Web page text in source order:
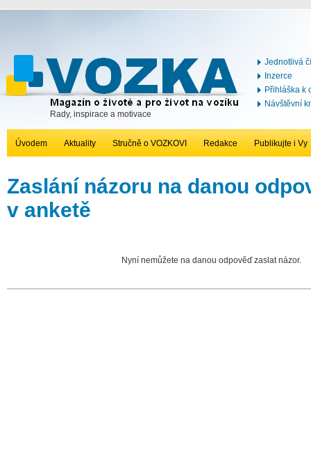
Rady, inspirace a motivace
Jednotlivá
Inzerce
Přihláška k
Návštěvní
Úvodem Aktuality Stručně o VOZKOVI Redakce Publikujte i Vy
Zaslání názoru na danou
v anketě
Nyní nemůžete na danou odpověď zaslat názor.